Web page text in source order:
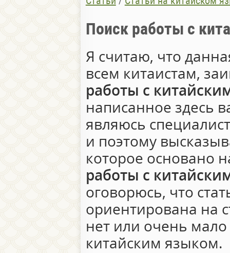
Поиск работы с
Я считаю, что
всем китаистам,
работы с
написанное здесь
являюсь
и поэтому
которое основано
работы с
оговорюсь, что
ориентирована на
нет или очень
китайским языком.